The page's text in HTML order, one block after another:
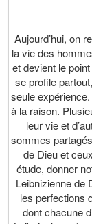
Aujourd’hui, on
la vie des
et devient le
se profile
seule
à la raison.
leur vie et
sommes
de Dieu et
étude, donner
Leibnizienne de
les perfections
dont chacune